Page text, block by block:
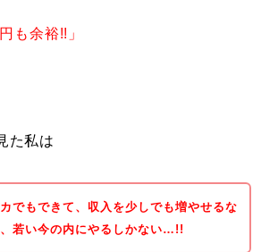
も余裕!!」
た私は
でもできて、収入を少しでも増やせるな
若い今の内にやるしかない…!!